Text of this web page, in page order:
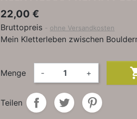
22,00 €
Bruttopreis ohne Versandkosten
Mein Kletterleben zwischen
Menge - +
Teilen